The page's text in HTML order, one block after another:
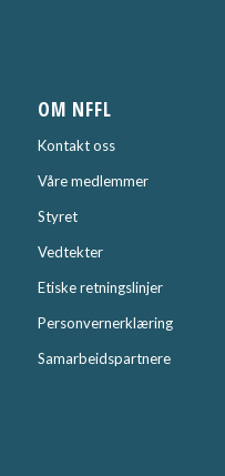
OM NFFL
Kontakt oss
Våre medlemmer
Styret
Vedtekter
Etiske retningslinjer
Personvernerklæring
Samarbeidspartnere